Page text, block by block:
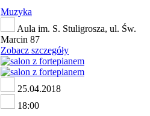
Muzyka
Aula im. S. Stuligrosza, ul. Św.
Marcin 87
Zobacz szczegóły
25.04.2018
18:00